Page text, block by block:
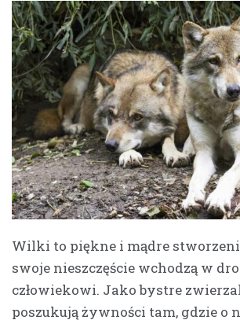
Wilki to piękne i mądre
swoje nieszczęście wchodzą w
człowiekowi. Jako bystre
poszukują żywności tam, gdzie o